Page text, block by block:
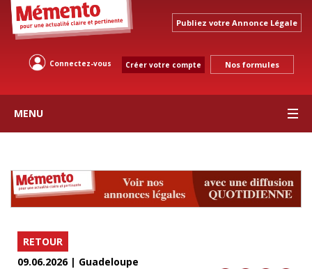
Publiez votre Annonce Légale
Connectez-vous Créer votre compte Nos formules
MENU
RETOUR
09.06.2026 | Guadeloupe